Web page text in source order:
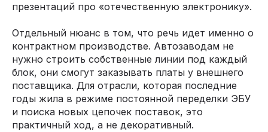
презентаций про «отечественную электронику».
Отдельный нюанс в том, что речь идет именно о
контрактном производстве. Автозаводам не
нужно строить собственные линии под каждый
блок, они смогут заказывать платы у внешнего
поставщика. Для отрасли, которая последние
годы жила в режиме постоянной переделки ЭБУ
и поиска новых цепочек поставок, это
практичный ход, а не декоративный.